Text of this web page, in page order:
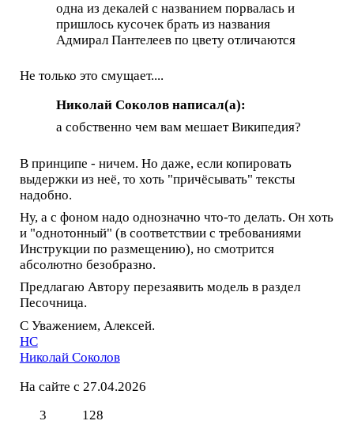
одна из декалей с названием порвалась и
пришлось кусочек брать из названия
Адмирал Пантелеев по цвету отличаются
Не только это смущает....
Николай Соколов написал(а):
а собственно чем вам мешает Википедия?
В принципе - ничем. Но даже, если копировать
выдержки из неё, то хоть "причёсывать" тексты
надобно.
Ну, а с фоном надо однозначно что-то делать. Он хоть
и "однотонный" (в соответствии с требованиями
Инструкции по размещению), но смотрится
абсолютно безобразно.
Предлагаю Автору перезаявить модель в раздел
Песочница.
С Уважением, Алексей.
НС
Николай Соколов
На сайте с 27.04.2026
3
128